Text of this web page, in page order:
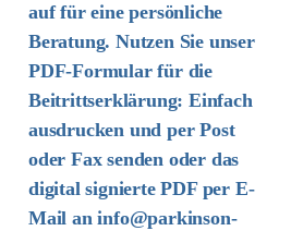
auf für eine persönliche
Beratung. Nutzen Sie unser
PDF-Formular für die
Beitrittserklärung:Einfach
ausdrucken und per Post
oder Fax senden oder das
digital signierte PDF per E-
Mail aninfo@parkinson-